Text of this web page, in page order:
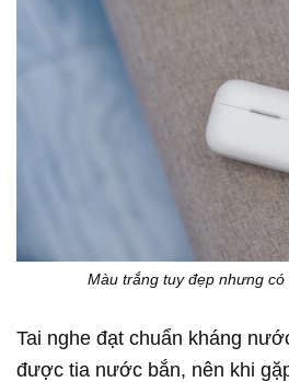
Màu trắng tuy đẹp nhưng có
Tai nghe đạt chuẩn kháng
được tia nước bắn, nên khi